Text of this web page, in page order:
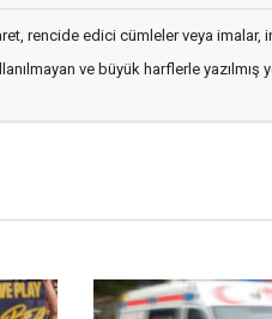
rencide edici cümleler veya imalar,
ve büyük harflerle yazılmış